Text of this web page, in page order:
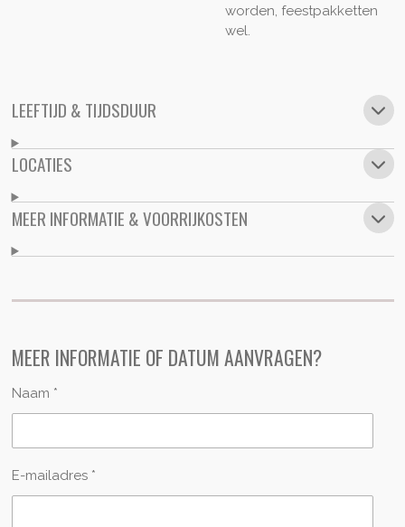
worden, feestpakketten
wel.
LEEFTIJD & TIJDSDUUR
LOCATIES
MEER INFORMATIE & VOORRIJKOSTEN
MEER INFORMATIE OF DATUM AANVRAGEN?
Naam *
E-mailadres *